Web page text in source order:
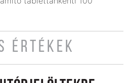
ÉRTÉKEK